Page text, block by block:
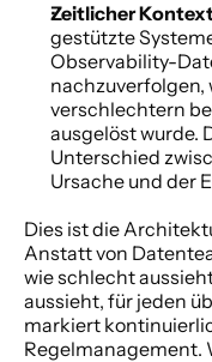
Zeitlicher
gestützte
Observability-
nachzuverfolgen,
verschlechtern
ausgelöst wurde.
Unterschied
Ursache und der
Dies ist die
Anstatt von
wie schlecht
aussieht, für jeden
markiert
Regelmanagement.